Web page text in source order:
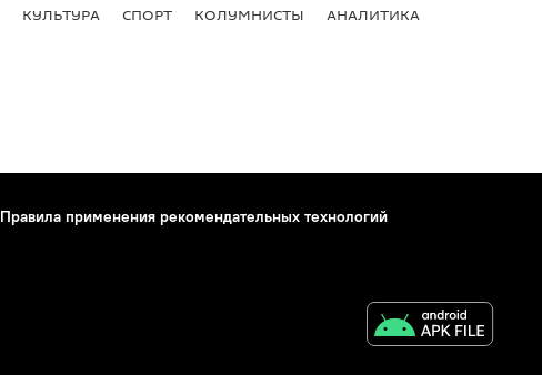
КУЛЬТУРА СПОРТ КОЛУМНИСТЫ АНАЛИТИКА
Правила применения рекомендательных технологий